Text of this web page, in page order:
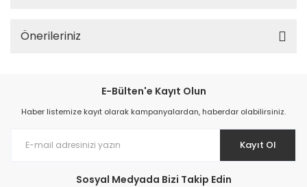
Önerileriniz
E-Bülten'e Kayıt Olun
Haber listemize kayıt olarak kampanyalardan, haberdar olabilirsiniz.
Kayıt Ol
Sosyal Medyada Bizi Takip Edin